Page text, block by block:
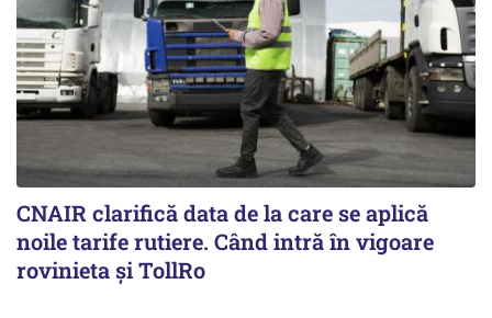
CNAIR clarifică data de la care se aplică
noile tarife rutiere. Când intră în vigoare
rovinieta și TollRo